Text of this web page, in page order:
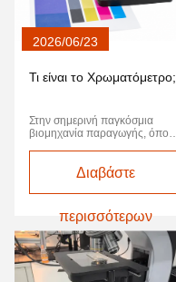
2026/06/23
Τι είναι το Χρωματόμετρο;
Στην σημερινή παγκόσμια
βιομηχανία παραγωγής, όπου
χρώματος είναι μια άμεση
αντανάκλαση της δύναμης του
εμπορικού σήματος.ή
συσκευασία τροφίμων, μια
μικρή απόκλιση χρώματος
μπορεί να οδηγήσει σε
επιστροφή του προϊόντος ή
βλάβη στην εικόνα της
μάρκας.Τι ...
Διαβάστε
περισσότερων